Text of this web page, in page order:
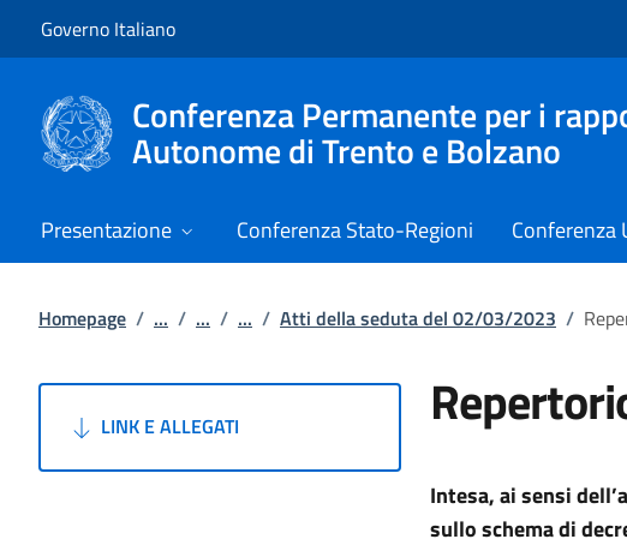
Governo Italiano
Conferenza Permanente per i
Autonome di Trento e Bolzano
Presentazione Conferenza Stato-Regioni Conferenza
Homepage / ... / ... / ... / Atti della seduta del 02/03/2023 /
LINK E ALLEGATI
Intesa, ai sensi
sullo schema di